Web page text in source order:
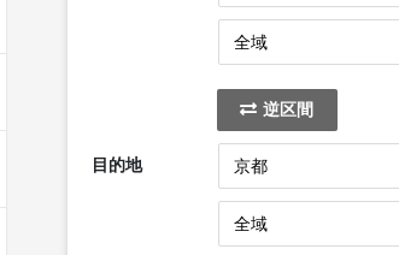
逆区間
目的地